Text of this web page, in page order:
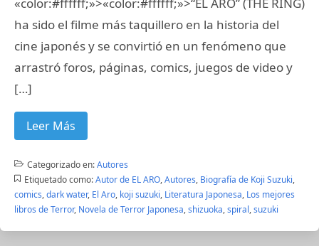
ha sido el filme más taquillero en la historia del
cine japonés y se convirtió en un fenómeno que
arrastró foros, páginas, comics, juegos de video y
[…]
Leer Más
Categorizado en:Autores
Etiquetado como: Autor de EL ARO,Autores, Biografía de Koji Suzuki,
comics,dark water, El Aro, koji suzuki, Literatura Japonesa, Los mejores
libros de Terror, Novela de Terror Japonesa,shizuoka,spiral,suzuki